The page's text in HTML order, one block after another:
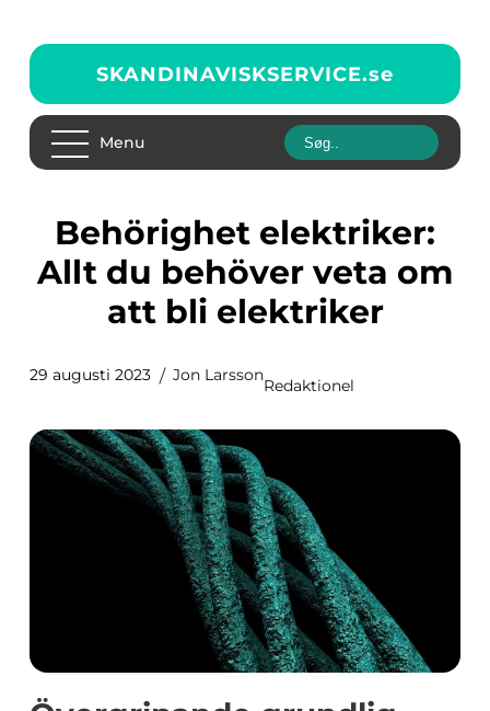
SKANDINAVISKSERVICE.se
Menu
Behörighet elektriker:
Allt du behöver veta om
att bli elektriker
29 augusti 2023 Jon Larsson
Redaktionel